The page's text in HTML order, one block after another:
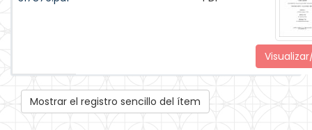
Mostrar el registro sencillo del ítem